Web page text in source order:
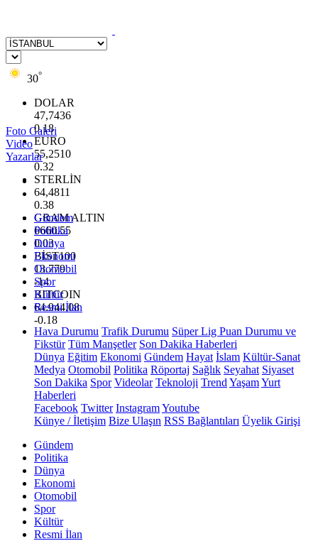
30°
DOLAR
47,7436
0.18
EURO
55,2510
0.32
STERLİN
64,4811
0.38
GRAM ALTIN
6660.55
0.03
BİST100
13.779
-14
BITCOIN
64.944,08
-0.18
Foto Galeri
Video
Yazarlar
Gündem
Politika
Dünya
Ekonomi
Otomobil
Spor
Kültür
Resmi İlan
Hava Durumu Trafik Durumu Süper Lig Puan Durumu ve
Fikstür Tüm Manşetler Son Dakika Haberleri
Dünya Eğitim Ekonomi Gündem Hayat İslam Kültür-Sanat
Medya Otomobil Politika Röportaj Sağlık Seyahat Siyaset
Son Dakika Spor Videolar Teknoloji Trend YaşamYurt
Haberleri
Facebook Twitter InstagramYoutube
Künye / İletişim Bize Ulaşın RSS Bağlantıları Üyelik Girişi
Gündem
Politika
Dünya
Ekonomi
Otomobil
Spor
Kültür
Resmi İlan